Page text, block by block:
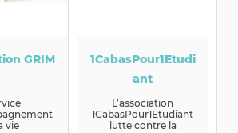
GRIM
vie
1CabasPour1Etudi
ant
L’association
1CabasPour1Etudiant
lutte contre la